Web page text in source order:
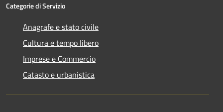
Categorie di Servizio
Anagrafe e stato civile
Cultura e tempo libero
Imprese e Commercio
Catasto e urbanistica